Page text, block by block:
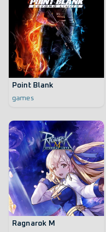
Point Blank
games
Ragnarok M